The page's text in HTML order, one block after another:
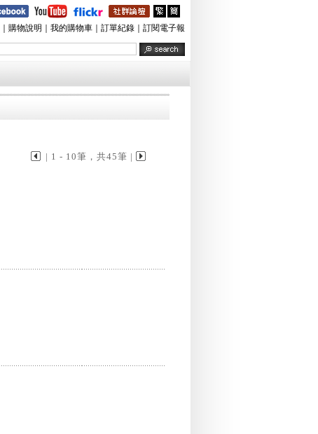
購物說明 我的購物車 訂單紀錄 訂閱電子報
| 1 - 10筆，共45筆 |